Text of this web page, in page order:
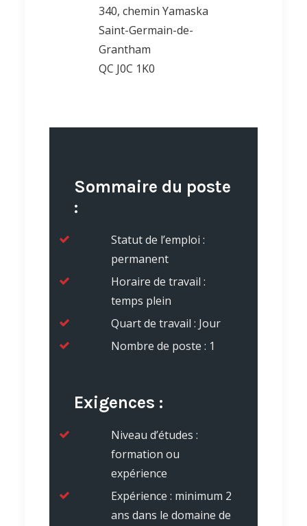
340, chemin Yamaska
Saint-Germain-de-
Grantham
QC J0C 1K0
Sommaire du poste
:
Statut de l’emploi :
permanent
Horaire de travail :
temps plein
Quart de travail : Jour
Nombre de poste : 1
Exigences :
Niveau d’études :
formation ou
expérience
Expérience : minimum 2
ans dans le domaine de